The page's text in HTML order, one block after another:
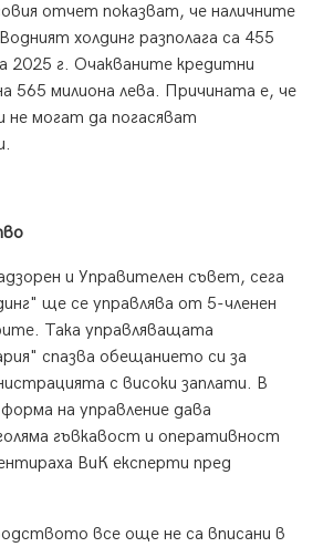
отчет показват, че наличните
холдинг разполага са 455
2025 г. Очакваните кредитни
565 милиона лева. Причината е, че
могат да погасяват
и Управителен съвет, сега
ще се управлява от 5-членен
Така управляващата
спазва обещанието си за
с високи заплати. В
на управление дава
гъвкавост и оперативност
ВиК експерти пред
все още не са вписани в